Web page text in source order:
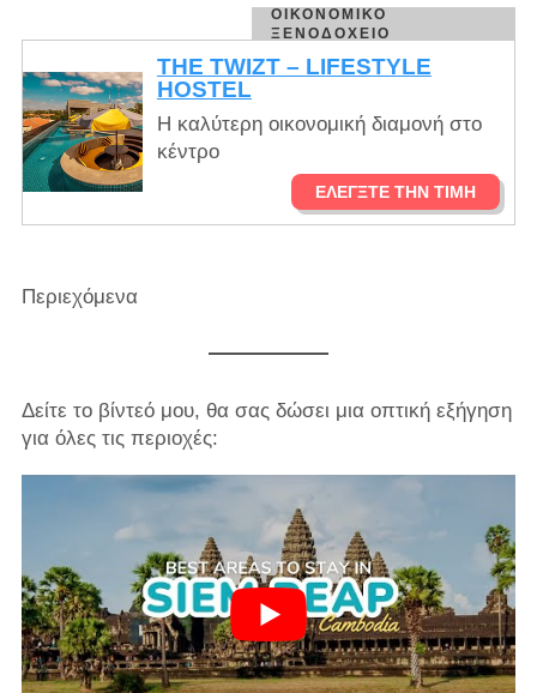
ΟΙΚΟΝΟΜΙΚΌ
ΞΕΝΟΔΟΧΕΊΟ
THE TWIZT – LIFESTYLE
HOSTEL
Η καλύτερη οικονομική διαμονή στο
κέντρο
ΕΛΈΓΞΤΕ ΤΗΝ ΤΙΜΉ
Περιεχόμενα
Δείτε το βίντεό μου, θα σας δώσει μια οπτική εξήγηση
για όλες τις περιοχές: